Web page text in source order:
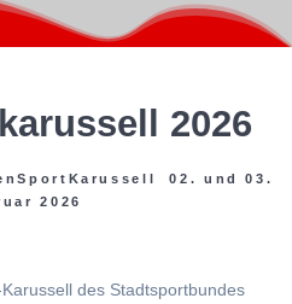
2026
02. und 03.
2026
des Stadtsportbundes